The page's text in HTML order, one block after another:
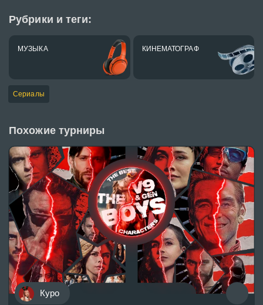
Рубрики и теги:
МУЗЫКА КИНЕМАТОГРАФ
Сериалы
Похожие турниры
Куро